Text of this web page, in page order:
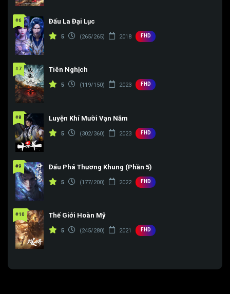
#6 Đấu La Đại Lục
5 (265/265) 2018 FHD
#7 Tiên Nghịch
5 (119/150) 2023 FHD
#8 Luyện Khí Mười Vạn Năm
5 (302/360) 2023 FHD
#9 Đấu Phá Thương Khung (Phần 5)
5 (177/200) 2022 FHD
#10 Thế Giới Hoàn Mỹ
5 (245/280) 2021 FHD